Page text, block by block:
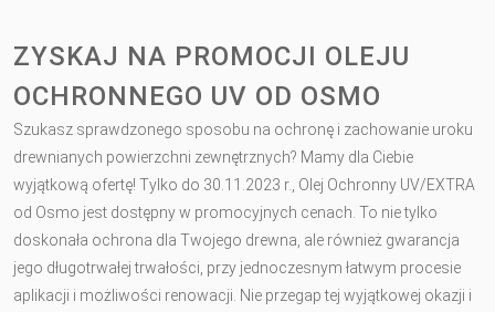
ZYSKAJ NA PROMOCJI OLEJU
OCHRONNEGO UV OD OSMO
Szukasz sprawdzonego sposobu na ochronę i zachowanie uroku
drewnianych powierzchni zewnętrznych? Mamy dla Ciebie
wyjątkową ofertę! Tylko do 30.11.2023 r., Olej Ochronny UV/EXTRA
od Osmo jest dostępny w promocyjnych cenach. To nie tylko
doskonała ochrona dla Twojego drewna, ale również gwarancja
jego długotrwałej trwałości, przy jednoczesnym łatwym procesie
aplikacji i możliwości renowacji. Nie przegap tej wyjątkowej okazji i